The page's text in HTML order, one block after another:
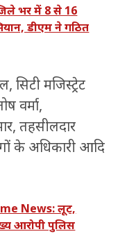
भर में 8 से 16
डीएम ने गठित
सिटी मजिस्ट्रेट
वर्मा,
तहसीलदार
के अधिकारी आदि
News: लूट,
आरोपी पुलिस